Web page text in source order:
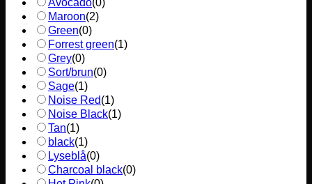
Maroon(2)
Green(0)
Forrest green(1)
Grey(0)
Sort/brun(0)
Sage(1)
Noise Red(1)
Noise Black(1)
Tan(1)
black(1)
Lyseblå(0)
Charcoal black(0)